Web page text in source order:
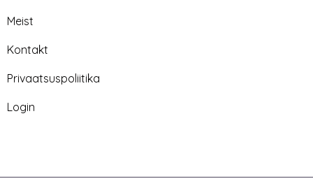
Meist
Kontakt
Privaatsuspoliitika
Login